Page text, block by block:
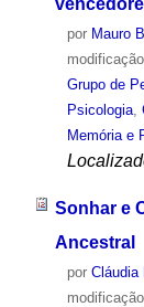
por Mauro
modificação
Grupo de
Psicologia,
Memória e
Sonhar e
Ancestral
por Cláudia
modificação